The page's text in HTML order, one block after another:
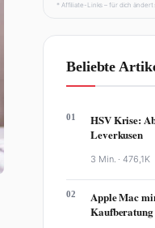
* Affiliate-Links – für dich ändert
Beliebte
01
HSV Krise:
Leverkusen
3 Min. ·476,1K
02
Apple Mac
Kaufberatung